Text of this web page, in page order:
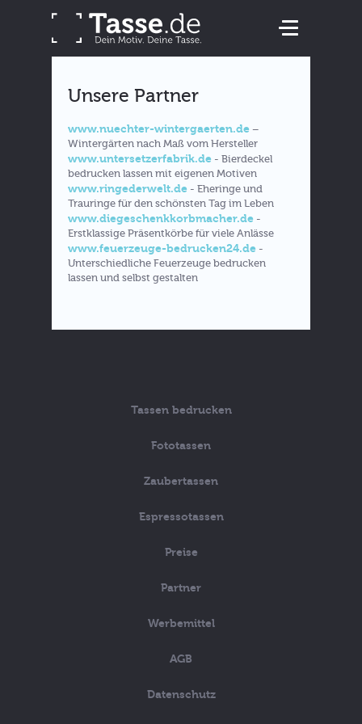
Unsere Partner
www.nuechter-wintergaerten.de –
Wintergärten nach Maß vom Hersteller
www.untersetzerfabrik.de - Bierdeckel
bedrucken lassen mit eigenen Motiven
www.ringederwelt.de - Eheringe und
Trauringe für den schönsten Tag im Leben
www.diegeschenkkorbmacher.de -
Erstklassige Präsentkörbe für viele Anlässe
www.feuerzeuge-bedrucken24.de -
Unterschiedliche Feuerzeuge bedrucken
lassen und selbst gestalten
Tassen bedrucken
Fototassen
Zaubertassen
Espressotassen
Preise
Partner
Werbemittel
AGB
Datenschutz